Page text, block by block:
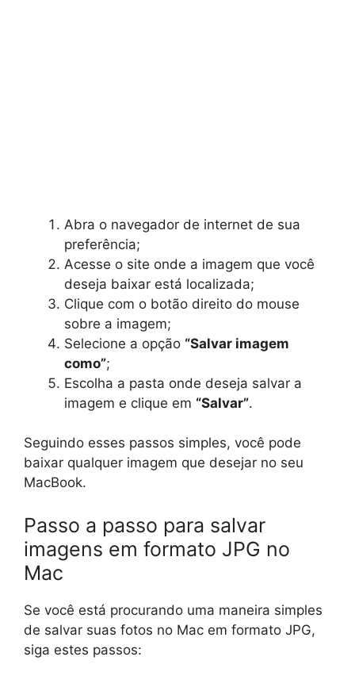
Abra o navegador de internet de sua
preferência;
Acesse o site onde a imagem que você
deseja baixar está localizada;
Clique com o botão direito do mouse
sobre a imagem;
Selecione a opção “Salvar imagem
como”;
Escolha a pasta onde deseja salvar a
imagem e clique em “Salvar”.
Seguindo esses passos simples, você pode
baixar qualquer imagem que desejar no seu
MacBook.
Passo a passo para salvar
imagens em formato JPG no
Mac
Se você está procurando uma maneira simples
de salvar suas fotos no Mac em formato JPG,
siga estes passos: